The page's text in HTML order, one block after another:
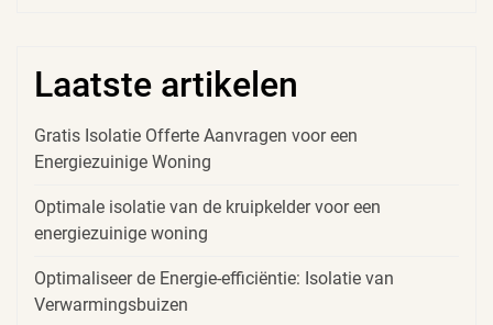
Laatste artikelen
Gratis Isolatie Offerte Aanvragen voor een
Energiezuinige Woning
Optimale isolatie van de kruipkelder voor een
energiezuinige woning
Optimaliseer de Energie-efficiëntie: Isolatie van
Verwarmingsbuizen